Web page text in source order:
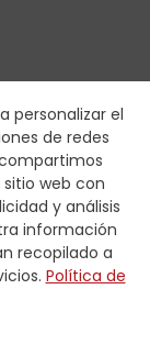
personalizar el
de redes
web con
y análisis
información
recopilado a
Política de